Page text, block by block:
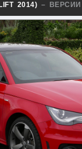
2014) – ВЕРСИИ